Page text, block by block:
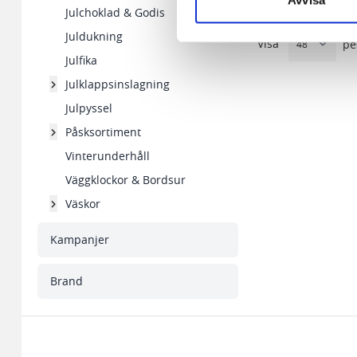
sociala medier och
Julchoklad & Godis
Juldukning
Julfika
Julklappsinslagning
Julpyssel
Påsksortiment
Vinterunderhåll
Väggklockor & Bordsur
Väskor
Kampanjer
Brand
Visa